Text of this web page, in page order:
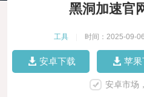
黑洞加速官
工具 时间：2025-09-06
安卓下载 苹果
安卓市场